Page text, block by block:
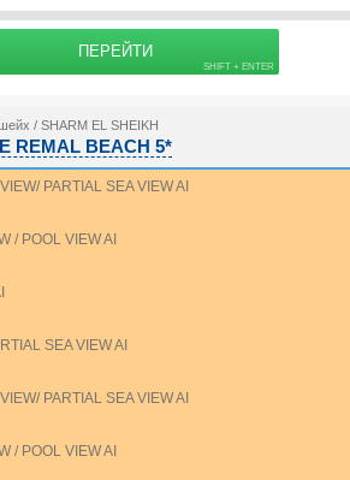
Подробнее о страховке
ПЕРЕЙТИ
/ SHARM EL SHEIKH
REMAL BEACH 5*
PARTIAL SEA VIEW AI
/ POOL VIEW AI
SEA VIEW AI
PARTIAL SEA VIEW AI
/ POOL VIEW AI